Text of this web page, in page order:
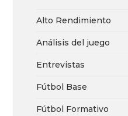
Alto Rendimiento
Análisis del juego
Entrevistas
Fútbol Base
Fútbol Formativo